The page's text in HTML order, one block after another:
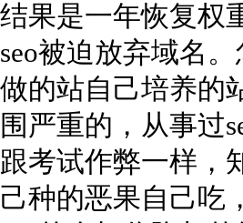
结果是一年恢复权
seo被迫放弃域名
做的站自己培养的
围严重的，从事过
跟考试作弊一样，
己种的恶果自己吃